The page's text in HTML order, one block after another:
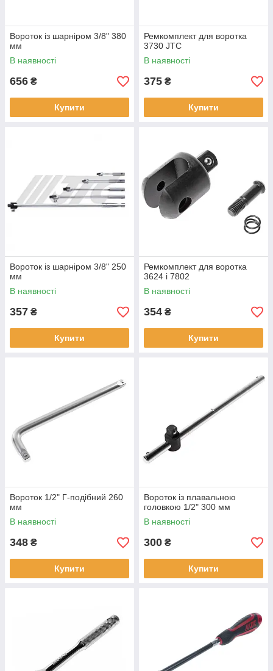
Вороток із шарніром 3/8" 380
мм
В наявності
656 ₴
Купити
Ремкомплект для воротка
3730 JTC
В наявності
375 ₴
Купити
Вороток із шарніром 3/8" 250
мм
В наявності
357 ₴
Купити
Ремкомплект для воротка
3624 і 7802
В наявності
354 ₴
Купити
Вороток 1/2" Г-подібний 260
мм
В наявності
348 ₴
Купити
Вороток із плавальною
головкою 1/2" 300 мм
В наявності
300 ₴
Купити